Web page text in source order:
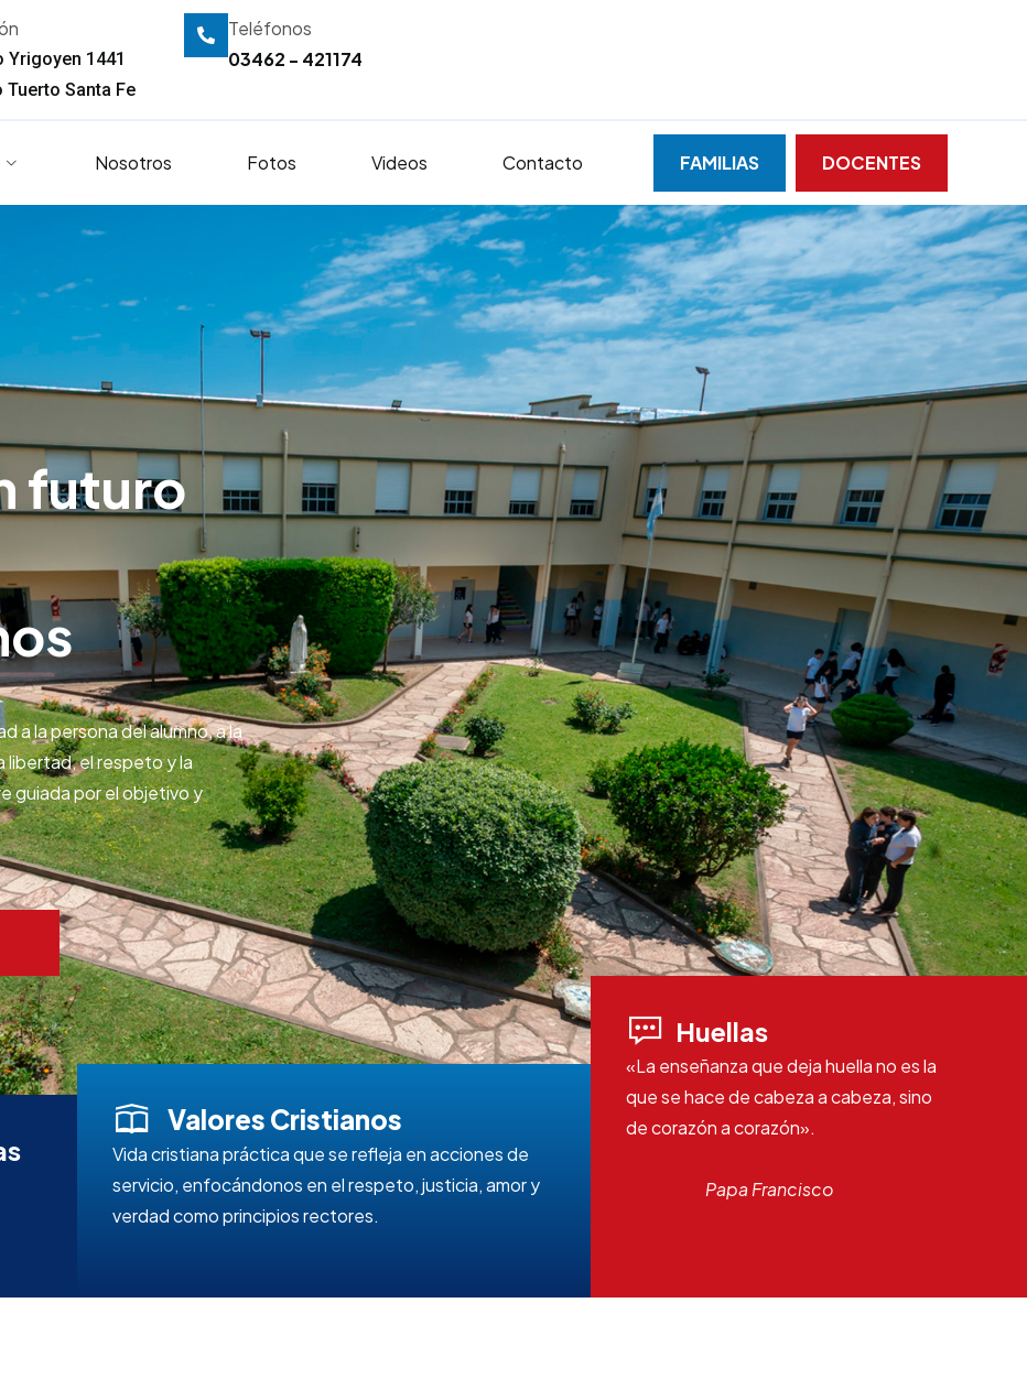
Yrigoyen 1441
Tuerto Santa Fe
Teléfonos
03462 - 421174
Nosotros Fotos Videos Contacto FAMILIAS DOCENTES
futuro
a la persona del alumno, a la
libertad, el respeto y la
guiada por el objetivo y
Valores Cristianos
Vida cristiana práctica que se refleja en acciones de
servicio, enfocándonos en el respeto, justicia, amor y
verdad como principios rectores.
Huellas
«La enseñanza que deja huella no es la
que se hace de cabeza a cabeza, sino
de corazón a corazón».
Papa Francisco